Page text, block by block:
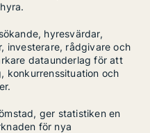
hyresvärdar,
investerare, rådgivare och
dataunderlag för att
konkurrenssituation och
ger statistiken en
för nya